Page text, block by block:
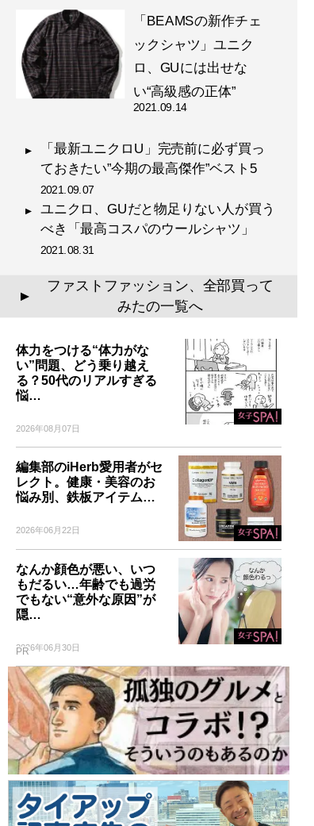
「BEAMSの新作チェ
ックシャツ」ユニク
ロ、GUには出せな
い“高級感の正体”
2021.09.14
「最新ユニクロU」完売前に必ず買っ
ておきたい”今期の最高傑作”ベスト5
2021.09.07
ユニクロ、GUだと物足りない人が買う
べき「最高コスパのウールシャツ」
2021.08.31
▲
ファストファッション、全部買って
みたの一覧へ
体力をつける“体力がな
い”問題、どう乗り越え
る？50代のリアルすぎる
悩…
2026年08月07日
編集部のiHerb愛用者がセ
レクト。健康・美容のお
悩み別、鉄板アイテム…
2026年06月22日
なんか顔色が悪い、いつ
もだるい…年齢でも過労
でもない“意外な原因”が
隠…
2026年06月30日
PR